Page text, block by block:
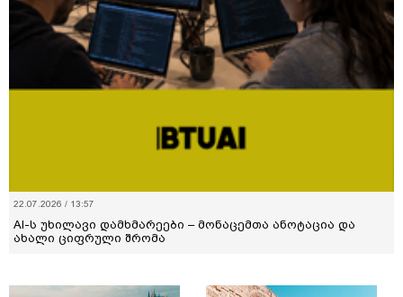
22.07.2026 / 13:57
AI-ს უხილავი დამხმარეები – მონაცემთა ანოტაცია და
ახალი ციფრული შრომა